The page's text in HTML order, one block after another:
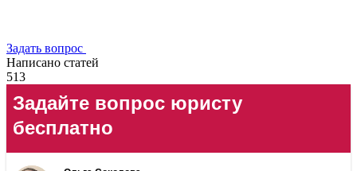
Задать вопрос
Написано статей
513